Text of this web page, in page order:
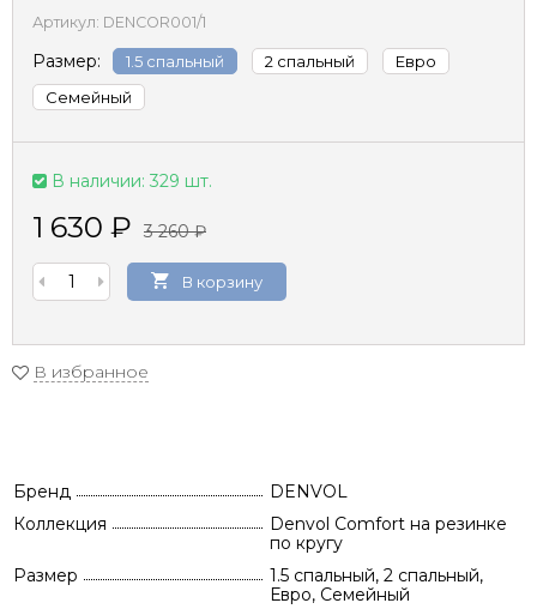
Артикул: DENCOR001/1
Размер: 1.5 спальный 2 спальный
Евро
Семейный
В наличии: 329 шт.
1 630 ₽ 3 260₽
В корзину
В избранное
Бренд
DENVOL
Коллекция
Denvol Comfort на резинке
по кругу
Размер
1.5 спальный, 2 спальный,
Евро, Семейный